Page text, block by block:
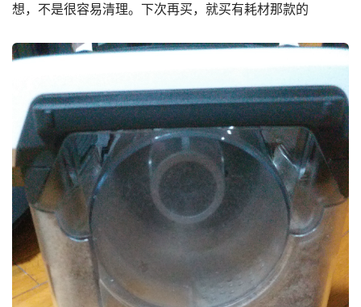
想，不是很容易清理。下次再买，就买有耗材那款的